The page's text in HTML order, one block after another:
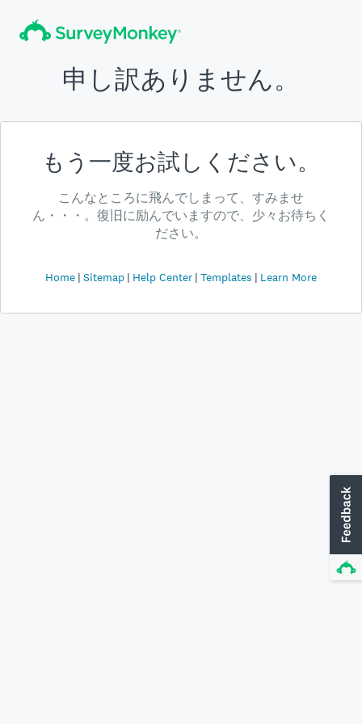
申し訳ありません。
もう一度お試しください。
こんなところに飛んでしまって、すみませ
ん・・・。復旧に励んでいますので、少々お待ちく
ださい。
Home Sitemap Help Center Templates Learn More